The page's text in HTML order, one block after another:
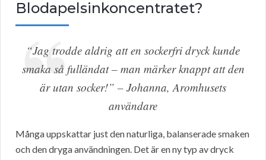
Blodapelsinkoncentratet?
“Jag trodde aldrig att en sockerfri dryck kunde
smaka så fulländat – man märker knappt att den
är utan socker!” – Johanna, Aromhusets
användare
Många uppskattar just den naturliga, balanserade smaken
och den dryga användningen. Det är en ny typ av dryck